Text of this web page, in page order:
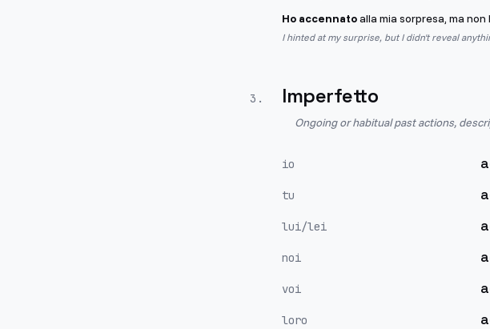
Ho accennatoalla mia sorpresa, ma
I hinted at my surprise, but I didn't reveal
3 . Imperfetto
Ongoing or habitual past actions,
io
tu
lui/lei
noi
voi
loro